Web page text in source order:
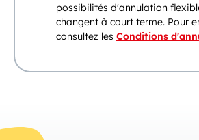
possibilités d'annulation
changent à court terme. Pour
consultez les Conditions